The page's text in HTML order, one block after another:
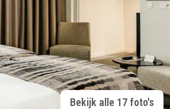
Bekijk alle 17 foto's